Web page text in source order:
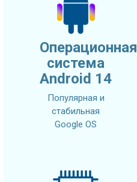
Операционная
система
Android 14
Популярная и
стабильная
Google OS